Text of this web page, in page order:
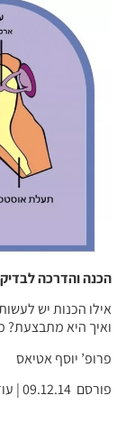
הכנה והדרכה
ואיך היא מתבצעת?
פרופ’ יוסף אטיאס
פורסם 09.12.14 | עודכן: 12.04.20